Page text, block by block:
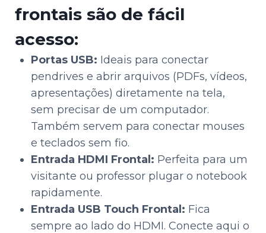
frontais são de fácil
acesso:
Portas USB: Ideais para conectar
pendrives e abrir arquivos (PDFs, vídeos,
apresentações) diretamente na tela,
sem precisar de um computador.
Também servem para conectar mouses
e teclados sem fio.
Entrada HDMI Frontal: Perfeita para um
visitante ou professor plugar o notebook
rapidamente.
Entrada USB Touch Frontal: Fica
sempre ao lado do HDMI. Conecte aqui o